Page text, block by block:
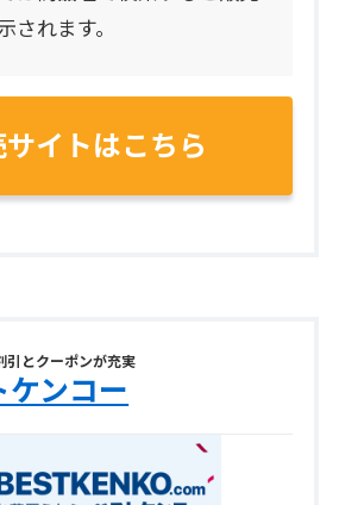
されます。
イトはこちら
引とクーポンが充実
ケンコー